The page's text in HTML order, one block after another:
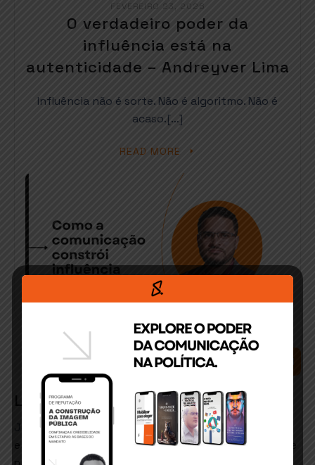
FEVEREIRO 23, 2026
O verdadeiro poder da
influência está na
autenticidade – Andreyver Lima
Influência não é sorte. Não é algoritmo. Não é
acaso.[…]
READ MORE
SEARCH
Latest Comments
José Matos conceicao em
ITABUNA: Secretário de
esportes e lazer quer retorno de hidroginástica e
natação em fevereiro